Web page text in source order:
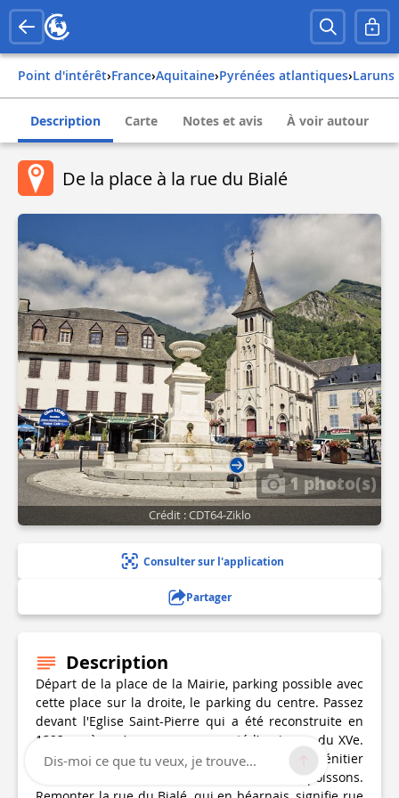
Point d'intérêt› france› aquitaine› pyrénées atlantiques› laruns
Description Carte Notes et avis À voir autour
De la place à la rue du Bialé
1 photo(s)
Crédit : CDT64-Ziklo
Consulter sur l'application
Partager
Description
Départ de la place de la Mairie, parking possible avec
cette place sur la droite, le parking du centre. Passez
devant l'Eglise Saint-Pierre qui a été reconstruite en
1892 après qu’une crue a emporté l’ancienne du XVe.
À l’intérieur, on peut observer un magnifique bénitier
orné d’une sirène, d’un centaure et de poissons.
Dis-moi ce que tu veux, je trouve...